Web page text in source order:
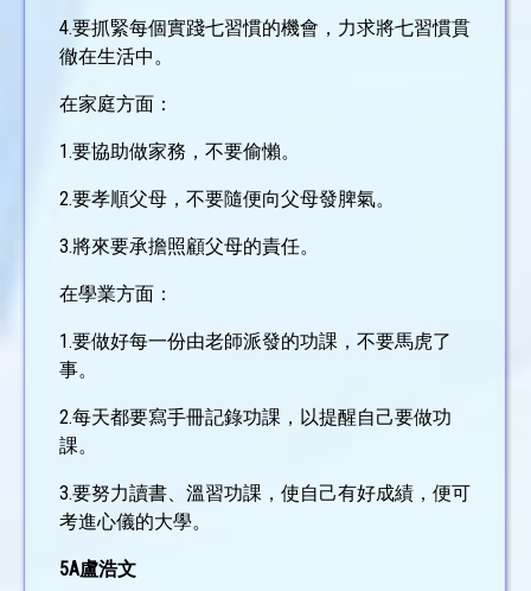
4.要抓緊每個實踐七習慣的機會，力求將七習慣貫
徹在生活中。
在家庭方面：
1.要協助做家務，不要偷懶。
2.要孝順父母，不要隨便向父母發脾氣。
3.將來要承擔照顧父母的責任。
在學業方面：
1.要做好每一份由老師派發的功課，不要馬虎了
事。
2.每天都要寫手冊記錄功課，以提醒自己要做功
課。
3.要努力讀書、溫習功課，使自己有好成績，便可
考進心儀的大學。
5A盧浩文